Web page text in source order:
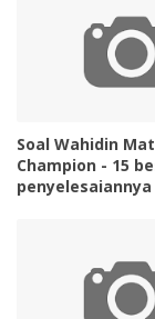
Soal Wahidin
Champion - 15
penyelesaiannya